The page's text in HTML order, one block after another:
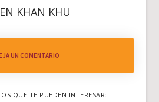
KHAN KHU
UN COMENTARIO
QUE TE PUEDEN INTERESAR: